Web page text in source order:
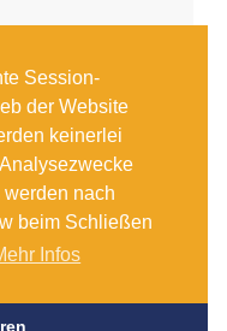
Session-
der Website
keinerlei
nach
beim Schließen
Infos